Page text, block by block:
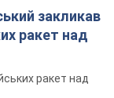
закликав
ракет над
ракет над